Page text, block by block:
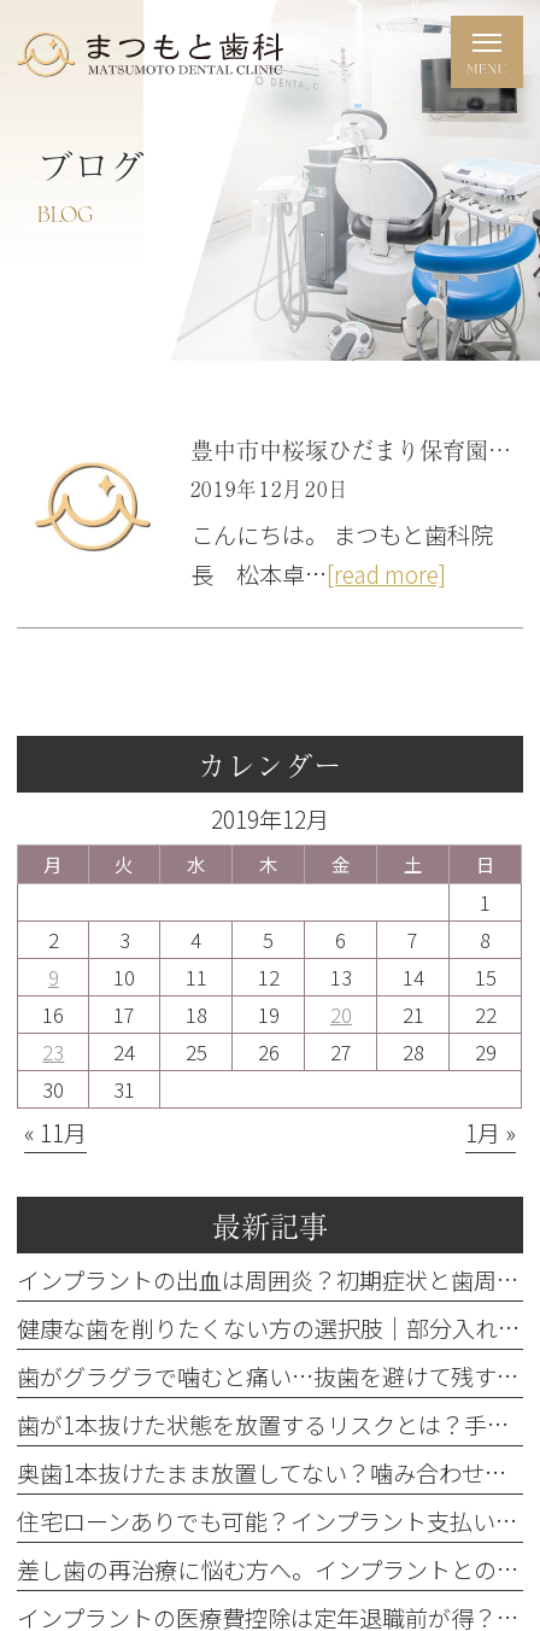
ブログ
BLOG
豊中市中桜塚ひだまり保育園歯科検診 「大阪府豊中市岡町の歯医者・日本口腔インプラント学会専門医・国際インプラント学会指導医・歯科審美学会認定医・まつもと歯科」
2019年12月20日
こんにちは。 まつもと歯科院
長 松本卓…[read more]
カレンダー
2019年12月
月 火 水 木 金 土 日
1
2
3 4 5 6 7
8
9
10 11 12 13 14
15
16
17 18 19 20 21
22
23
24 25 26 27 28
29
30
31
« 11月 1月 »
最新記事
インプラントの出血は周囲炎？初期症状と歯周病との違いを解説
健康な歯を削りたくない方の選択肢｜部分入れ歯・ブリッジ・人工歯根
歯がグラグラで噛むと痛い…抜歯を避けて残す基準を歯科医が解説
歯が1本抜けた状態を放置するリスクとは？手遅れを防ぐ3つの治療法
奥歯1本抜けたまま放置してない？噛み合わせの違和感と3つの治療法
住宅ローンありでも可能？インプラント支払いのデンタルローン審査と控除
差し歯の再治療に悩む方へ。インプラントとの違いと3つの判断基準
インプラントの医療費控除は定年退職前が得？還付額で損しない方法